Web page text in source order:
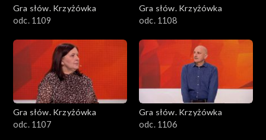
Gra słów. Krzyżówka
odc. 1109
Gra słów. Krzyżówka
odc. 1108
Gra słów. Krzyżówka
odc. 1107
Gra słów. Krzyżówka
odc. 1106